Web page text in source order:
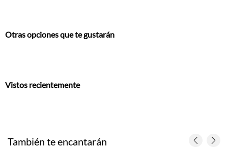
Otras opciones que te gustarán
Vistos recientemente
También te encantarán